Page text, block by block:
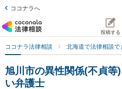
ココナラへ
投稿する
ココナラ法律相談 北海道で法律相談で
旭川市の異性関係(不貞等
い弁護士